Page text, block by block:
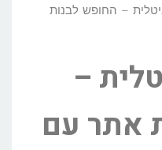
– החופש לבנות
–
אתר עם